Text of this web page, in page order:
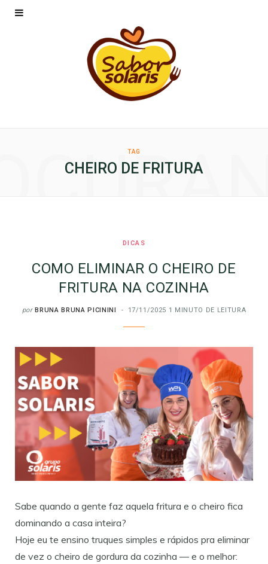
TAG
CHEIRO DE FRITURA
DICAS
COMO ELIMINAR O CHEIRO DE
FRITURA NA COZINHA
por BRUNA BRUNA PICININI 17/11/2025 1 MINUTO DE LEITURA
Sabe quando a gente faz aquela fritura e o cheiro fica
dominando a casa inteira?
Hoje eu te ensino truques simples e rápidos pra eliminar
de vez o cheiro de gordura da cozinha — e o melhor: